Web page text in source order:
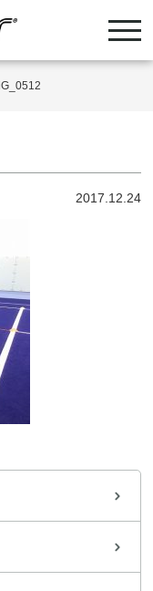
2017.12.24